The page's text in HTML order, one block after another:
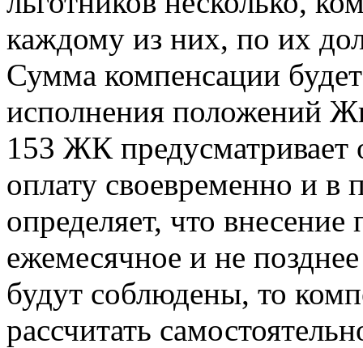
каждому из них, по их
Сумма компенсации
исполнения положений
153 ЖК предусматривает
оплату своевременно и в
определяет, что
ежемесячное и не
будут соблюдены, то
рассчитать